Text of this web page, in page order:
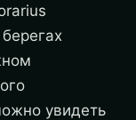
увидеть